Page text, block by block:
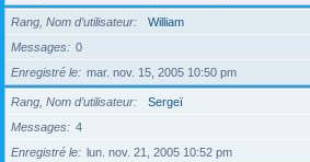
Rang, Nom d’utilisateur
William
Messages
0
Enregistré le
mar. nov. 15, 2005 10:50 pm
Rang, Nom d’utilisateur
Sergeï
Messages
4
Enregistré le
lun. nov. 21, 2005 10:52 pm